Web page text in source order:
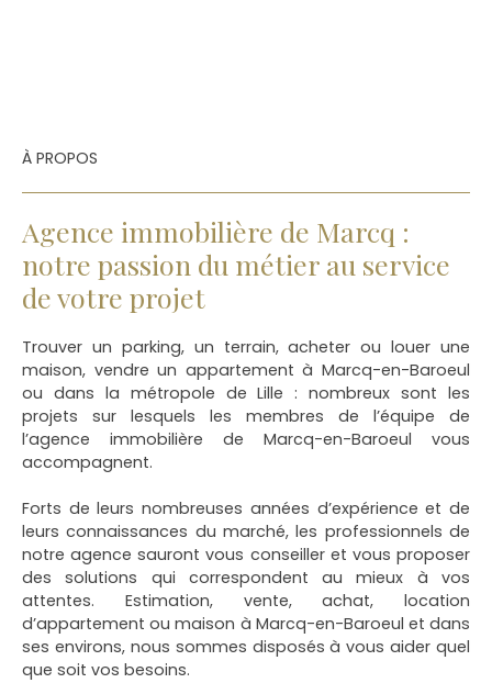
À PROPOS
Agence immobilière de Marcq :
notre passion du métier au service
de votre projet
Trouver un parking, un terrain, acheter ou louer une
maison, vendre un appartement à Marcq-en-Baroeul
ou dans la métropole de Lille: nombreux sont les
projets sur lesquels les membres de l’équipe de
l’agence immobilière de Marcq-en-Baroeul vous
accompagnent.
Forts de leurs nombreuses années d’expérience et de
leurs connaissances du marché, les professionnels de
notre agence sauront vous conseiller et vous proposer
des solutions qui correspondent au mieux à vos
attentes. Estimation, vente, achat, location
d’appartement ou maison à Marcq-en-Baroeul et dans
ses environs, nous sommes disposés à vous aider quel
que soit vos besoins.